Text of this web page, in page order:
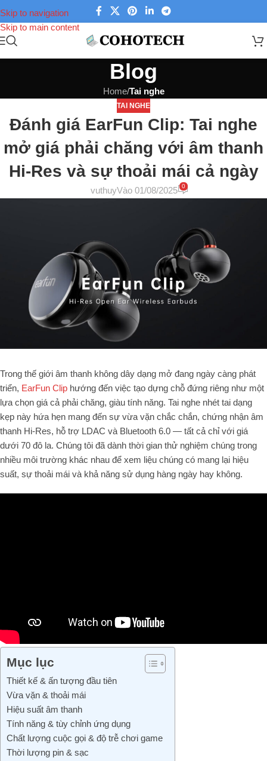
Skip to navigation
Skip to main content
Blog
Home/Tai nghe
TAI NGHE
Đánh giá EarFun Clip: Tai nghe
mở giá phải chăng với âm thanh
Hi-Res và sự thoải mái cả ngày
vuthuyVào 01/08/2025 0
Trong thế giới âm thanh không dây dạng mở đang ngày càng phát
triển, EarFun Clip hướng đến việc tạo dựng chỗ đứng riêng như một
lựa chọn giá cả phải chăng, giàu tính năng. Tai nghe nhét tai dạng
kẹp này hứa hẹn mang đến sự vừa vặn chắc chắn, chứng nhận âm
thanh Hi-Res, hỗ trợ LDAC và Bluetooth 6.0 — tất cả chỉ với giá
dưới 70 đô la. Chúng tôi đã dành thời gian thử nghiệm chúng trong
nhiều môi trường khác nhau để xem liệu chúng có mang lại hiệu
suất, sự thoải mái và khả năng sử dụng hàng ngày hay không.
Mục lục
Thiết kế & ấn tượng đầu tiên
Vừa vặn & thoải mái
Hiệu suất âm thanh
Tính năng & tùy chỉnh ứng dụng
Chất lượng cuộc gọi & độ trễ chơi game
Thời lượng pin & sạc